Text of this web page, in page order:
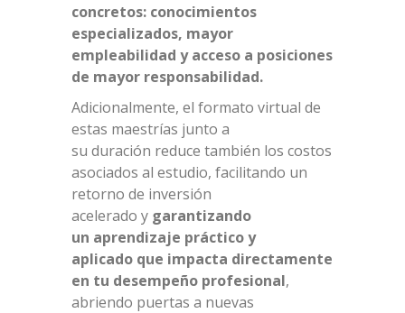
concretos: conocimientos
especializados, mayor
empleabilidad y acceso a posiciones
de mayor responsabilidad.
Adicionalmente, el formato virtual de
estas maestrías junto a
su duración reduce también los costos
asociados al estudio, facilitando un
retorno de inversión
acelerado y garantizando
un aprendizaje práctico y
aplicado que impacta directamente
en tu desempeño profesional,
abriendo puertas a nuevas